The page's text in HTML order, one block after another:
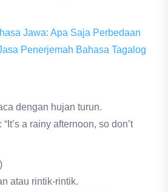
Jawa: Apa Saja Perbedaan
Penerjemah Bahasa Tagalog
dengan hujan turun.
a rainy afternoon, so don’t
atau rintik-rintik.